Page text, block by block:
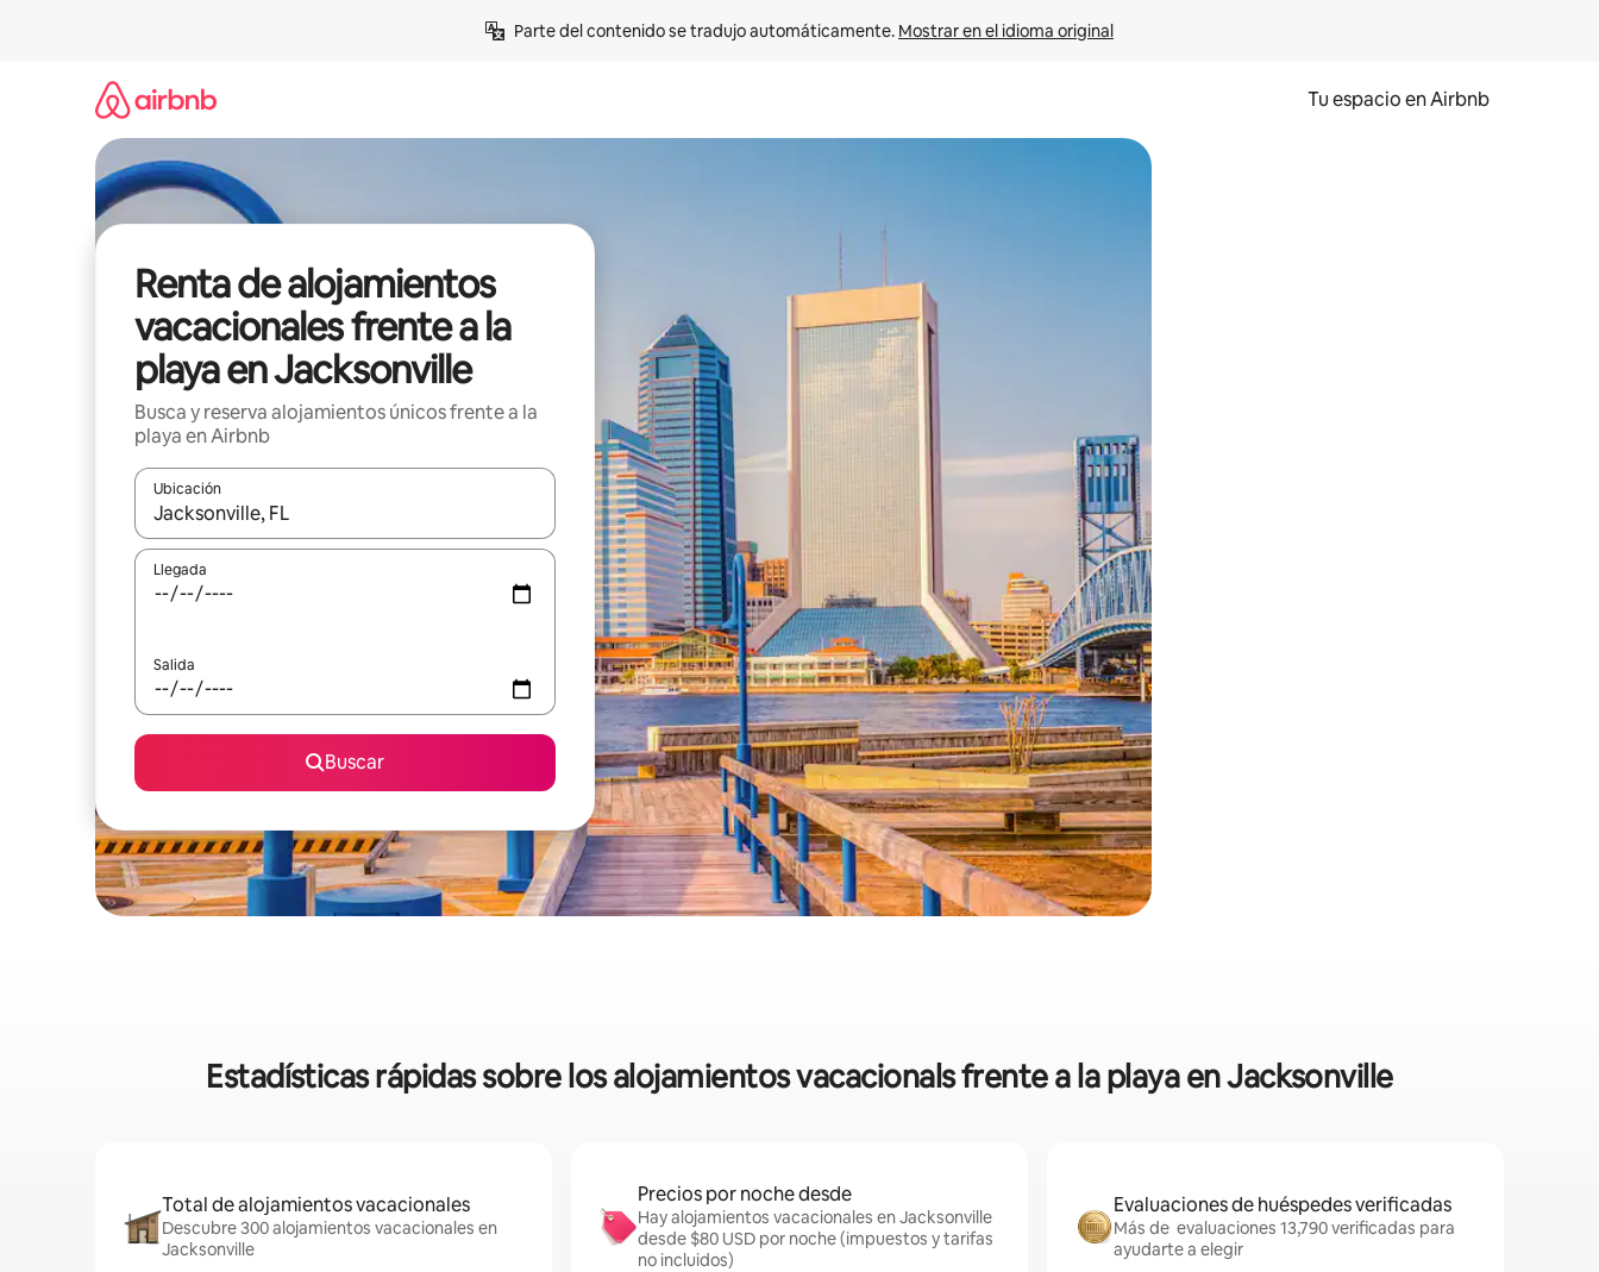
Parte del contenido se tradujo automáticamente. Mostrar en el idioma original
Tu espacio en Airbnb
Renta de alojamientos
vacacionales frente a la
playa en Jacksonville
Busca y reserva alojamientos únicos frente a la
playa en Airbnb
Ubicación
Cuando los resultados estén disponibles, podrás navegar usando las teclas de las flechas hacia arriba y hacia abajo, o bien tocando y deslizando la pantalla.
Llegada
Salida
Buscar
Estadísticas rápidas sobre los alojamientos vacacionals frente a la playa en Jacksonville
Total de alojamientos vacacionales
Descubre 300 alojamientos vacacionales en
Jacksonville
Precios por noche desde
Hay alojamientos vacacionales en Jacksonville
desde $80 USD por noche (impuestos y tarifas
no incluidos)
Evaluaciones de huéspedes verificadas
Más de evaluaciones 13,790 verificadas para
ayudarte a elegir